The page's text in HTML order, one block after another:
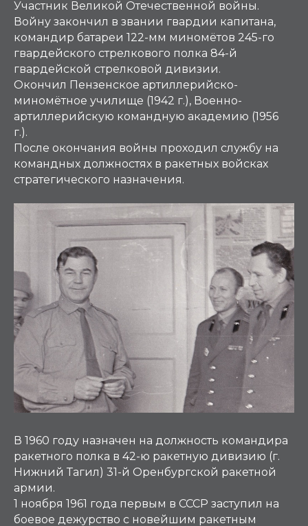
Участник Великой Отечественной войны.
Войну закончил в звании гвардии капитана,
командир батареи 122-мм миномётов 245-го
гвардейского стрелкового полка 84-й
гвардейской стрелковой дивизии.
Окончил Пензенское артиллерийско-
миномётное училище (1942 г.), Военно-
артиллерийскую командную академию (1956
г.).
После окончания войны проходил службу на
командных должностях в ракетных войсках
стратегического назначения.
В 1960 году назначен на должность командира
ракетного полка в 42-ю ракетную дивизию (г.
Нижний Тагил) 31-й Оренбургской ракетной
армии.
1 ноября 1961 года первым в СССР заступил на
боевое дежурство с новейшим ракетным